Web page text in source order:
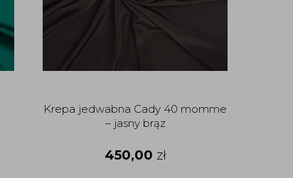
Krepa jedwabna Cady 40 momme
– jasny brąz
450,00 zł